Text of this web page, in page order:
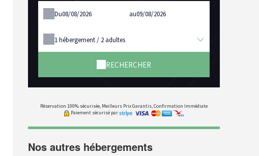
Du au
1hébergement / 2 adultes
RECHERCHER
Réservation 100% sécurisée, Meilleurs Prix Garantis, Confirmation Immédiate
Paiement sécurisé par
Nos autres hébergements